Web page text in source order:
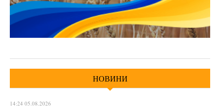
НОВИНИ
14:24 05.08.2026